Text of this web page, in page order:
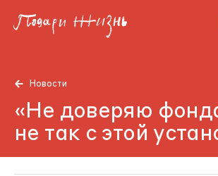
Новости
«Не доверяю
не так с этой